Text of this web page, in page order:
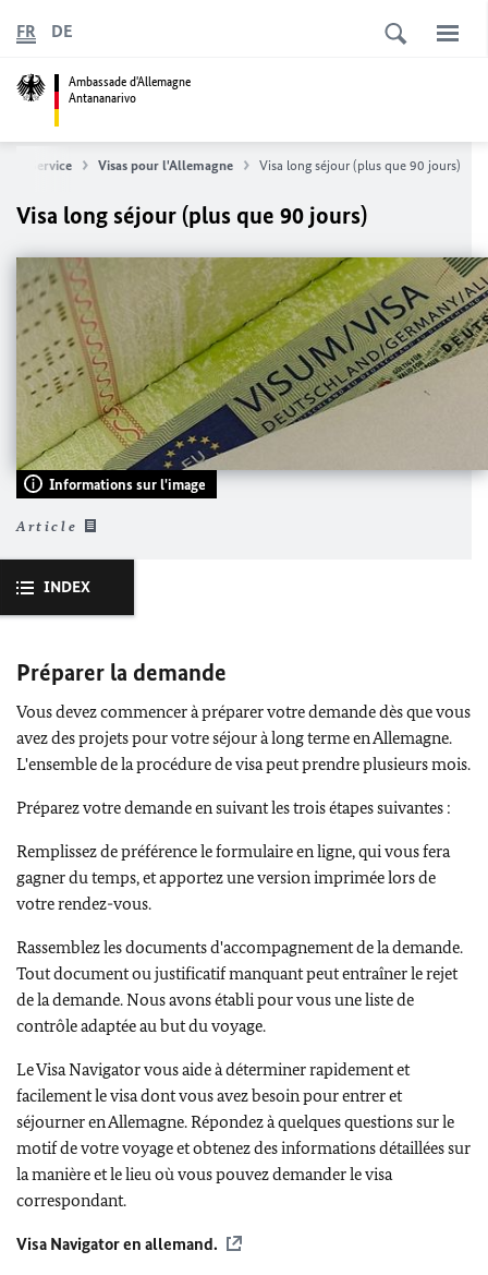
Ambassade d'Allemagne
Antananarivo
FR DE
Service Visas pour l'Allemagne Visa long séjour (plus que 90 jours)
Visa long séjour (plus que 90 jours)
Informations sur l'image
Article
INDEX
Préparer la demande
Vous devez commencer à préparer votre demande dès que vous
avez des projets pour votre séjour à long terme en Allemagne.
L'ensemble de la procédure de visa peut prendre plusieurs mois.
Préparez votre demande en suivant les trois étapes suivantes :
Remplissez de préférence le formulaire en ligne, qui vous fera
gagner du temps, et apportez une version imprimée lors de
votre rendez-vous.
Rassemblez les documents d'accompagnement de la demande.
Tout document ou justificatif manquant peut entraîner le rejet
de la demande. Nous avons établi pour vous une liste de
contrôle adaptée au but du voyage.
Le Visa Navigator vous aide à déterminer rapidement et
facilement le visa dont vous avez besoin pour entrer et
séjourner en Allemagne. Répondez à quelques questions sur le
motif de votre voyage et obtenez des informations détaillées sur
la manière et le lieu où vous pouvez demander le visa
correspondant.
Visa Navigator en allemand.